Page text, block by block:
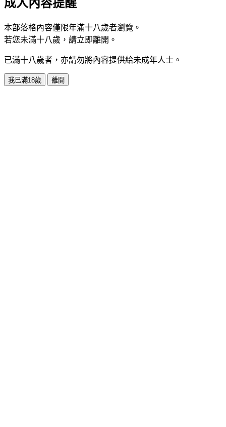
成人內容提醒
本部落格內容僅限年滿十八歲者瀏覽。
若您未滿十八歲，請立即離開。
已滿十八歲者，亦請勿將內容提供給未成年人士。
我已滿18歲 離開